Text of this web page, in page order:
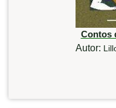
Contos
Autor: